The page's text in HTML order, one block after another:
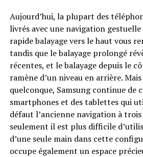
Aujourd’hui, la plupart des
livrés avec une navigation
rapide balayage vers le haut vous
tandis que le balayage prolongé
récentes, et le balayage depuis le
ramène d’un niveau en arrière.
quelconque, Samsung continue de
smartphones et des tablettes qui
défaut l’ancienne navigation à
seulement il est plus difficile
d’une seule main dans cette
occupe également un espace